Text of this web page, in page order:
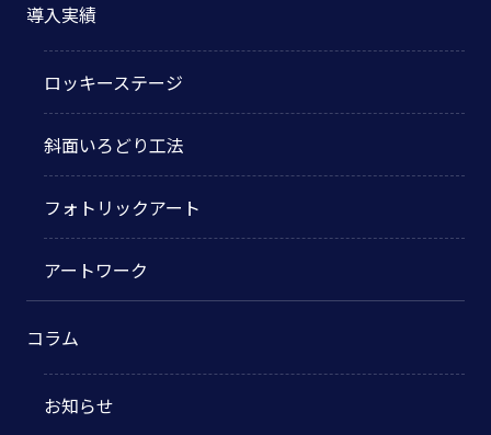
導入実績
ロッキーステージ
斜面いろどり工法
フォトリックアート
アートワーク
コラム
お知らせ